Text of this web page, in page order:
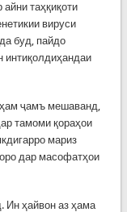
таҳқиқоти
вируси
буд, пайдо
ҳам ҷамъ мешаванд,
тамоми қораҳои
мариз
дар масофатҳои
Ин ҳайвон аз ҳама